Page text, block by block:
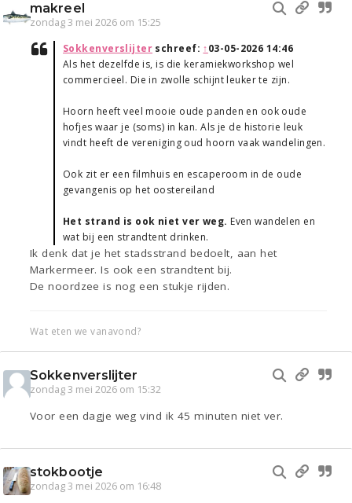
makreel
zondag 3 mei 2026 om 15:25
Sokkenverslijter schreef: ↑03-05-2026 14:46
Als het dezelfde is, is die keramiekworkshop wel
commercieel. Die in zwolle schijnt leuker te zijn.
Hoorn heeft veel mooie oude panden en ook oude
hofjes waar je (soms) in kan. Als je de historie leuk
vindt heeft de vereniging oud hoorn vaak wandelingen.
Ook zit er een filmhuis en escaperoom in de oude
gevangenis op het oostereiland
Het strand is ook niet ver weg. Even wandelen en
wat bij een strandtent drinken.
Ik denk dat je het stadsstrand bedoelt, aan het
Markermeer. Is ook een strandtent bij.
De noordzee is nog een stukje rijden.
Wat eten we vanavond?
Sokkenverslijter
zondag 3 mei 2026 om 15:32
Voor een dagje weg vind ik 45 minuten niet ver.
stokbootje
zondag 3 mei 2026 om 16:48